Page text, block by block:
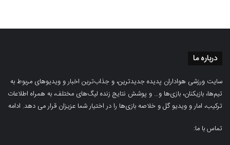
درباره ما
سایت ورزشی هواداران پدیده جدیدترین، و جذاب‌ترین اخبار و ویدیوهای مربوط به
تیم‌ها، بازیکنان، بازی‌ها و… و پوشش نتایج زنده لیگ‌های مختلف، به همراه اطلاعات
ترکیب، امار و ویدیو‌‌ گل‌ و خلاصه بازی‌ها را در اختیار شما عزیزان قرار می دهد. ادامه
تماس با ما: